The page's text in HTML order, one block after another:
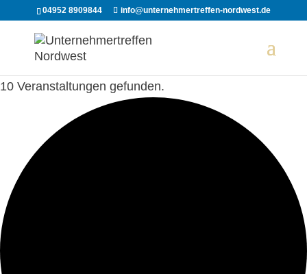
04952 8909844 info@unternehmertreffen-nordwest.de
10 Veranstaltungen gefunden.